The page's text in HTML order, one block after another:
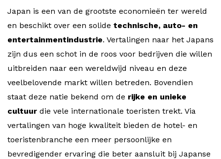
Japan is een van de grootste economieën ter wereld
en beschikt over een solide technische, auto- en
entertainmentindustrie. Vertalingen naar het Japans
zijn dus een schot in de roos voor bedrijven die willen
uitbreiden naar een wereldwijd niveau en deze
veelbelovende markt willen betreden. Bovendien
staat deze natie bekend om de rijke en unieke
cultuur die vele internationale toeristen trekt. Via
vertalingen van hoge kwaliteit bieden de hotel- en
toeristenbranche een meer persoonlijke en
bevredigender ervaring die beter aansluit bij Japanse